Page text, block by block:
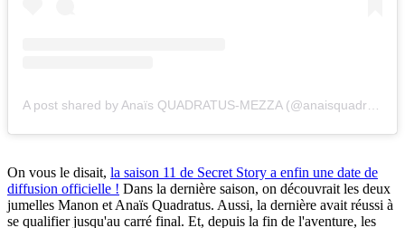
On vous le disait, la saison 11 de Secret Story a enfin une date de
diffusion officielle ! Dans la dernière saison, on découvrait les deux
jumelles Manon et Anaïs Quadratus. Aussi, la dernière avait réussi à
se qualifier jusqu'au carré final. Et, depuis la fin de l'aventure, les